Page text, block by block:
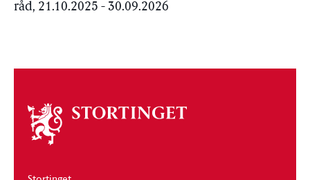
råd, 21.10.2025 - 30.09.2026
Om
stortinget